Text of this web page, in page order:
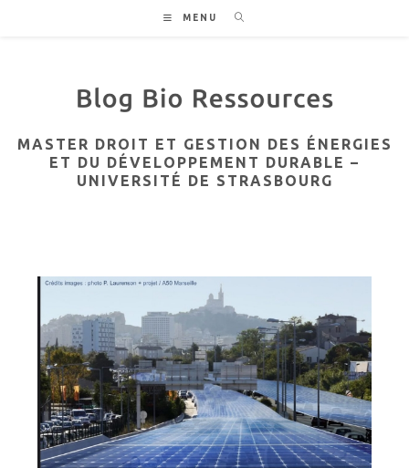
MENU
MASTER DROIT ET GESTION DES ÉNERGIES
ET DU DÉVELOPPEMENT DURABLE –
UNIVERSITÉ DE STRASBOURG